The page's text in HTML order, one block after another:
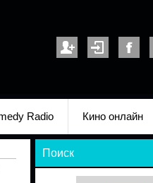
Radio Кино онлайн
Поиск